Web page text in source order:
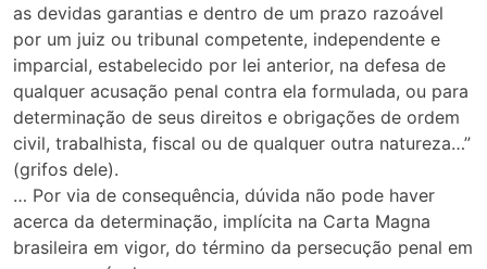
as devidas garantias e dentro de um prazo razoável
por um juiz ou tribunal competente, independente e
imparcial, estabelecido por lei anterior, na defesa de
qualquer acusação penal contra ela formulada, ou para
determinação de seus direitos e obrigações de ordem
civil, trabalhista, fiscal ou de qualquer outra natureza…”
(grifos dele).
… Por via de consequência, dúvida não pode haver
acerca da determinação, implícita na Carta Magna
brasileira em vigor, do término da persecução penal em